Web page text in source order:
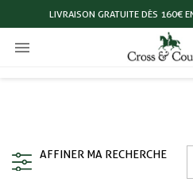
LIVRAISON GRATUITE DÈS 160€

AFFINER MA RECHERCHE